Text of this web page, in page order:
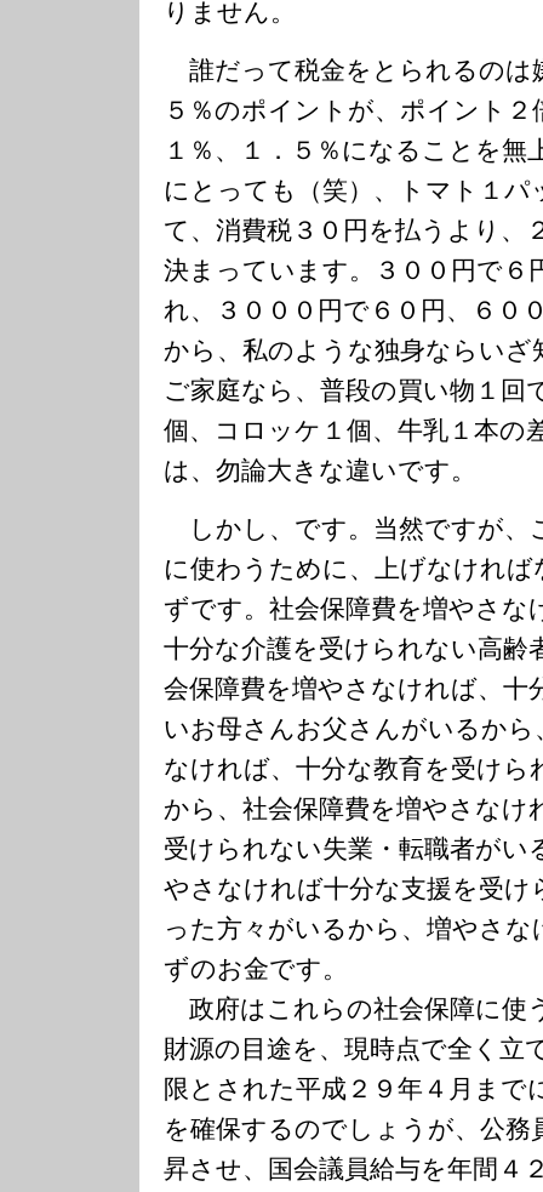
りません。
誰だって税金をとられるのは
５％のポイントが、ポイント
１％、１．５％になることを無
にとっても（笑）、トマト１パ
て、消費税３０円を払うより、
決まっています。３００円で６
れ、３０００円で６０円、６０
から、私のような独身ならいざ
ご家庭なら、普段の買い物１回
個、コロッケ１個、牛乳１本の
は、勿論大きな違いです。
しかし、です。当然ですが、
に使わうために、上げなけれ
ずです。社会保障費を増やさな
十分な介護を受けられない高齢
会保障費を増やさなければ、十
いお母さんお父さんがいるから
なければ、十分な教育を受け
から、社会保障費を増やさなけ
受けられない失業・転職者がい
やさなければ十分な支援を受
った方々がいるから、増やさ
ずのお金です。
政府はこれらの社会保障に使
財源の目途を、現時点で全く立
限とされた平成２９年４月まで
を確保するのでしょうが、公務
昇させ、国会議員給与を年間４